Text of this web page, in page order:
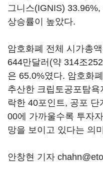
그니스(IGNIS) 33.96%,
상승률이 높았다.
암호화폐 전체 시가총
644만달러(약 314조
은 65.0%였다. 암호화
추산한 크립토공포탐
락한 40포인트, 공포
00에 가까울수록 투자
망을 보이고 있다는 의
안창현 기자